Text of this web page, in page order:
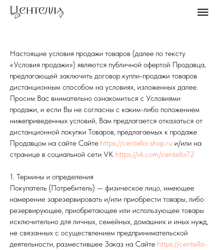
Настоящие условия продажи товаров (далее по тексту
«Условия продажи») являются публичной офертой Продавца,
предлагающей заключить договор купли-продажи товаров
дистанционным способом на условиях, изложенных далее.
Просим Вас внимательно ознакомиться с Условиями
продажи, и если Вы не согласны с каким-либо положением
нижеприведенных условий, Вам предлагается отказаться от
дистанционной покупки Товаров, предлагаемых к продаже
Продавцом на сайте Сайте https://centella-shop.ru и/или на
странице в социальной сети VK https://vk.com/centella72
1. Термины и определения
Покупатель (Потребитель) — физическое лицо, имеющее
намерение зарезервировать и/или приобрести товары, либо
резервирующее, приобретающее или использующее товары
исключительно для личных, семейных, домашних и иных нужд,
не связанных с осуществлением предпринимательской
деятельности, разместившее Заказ на Сайте https://centella-